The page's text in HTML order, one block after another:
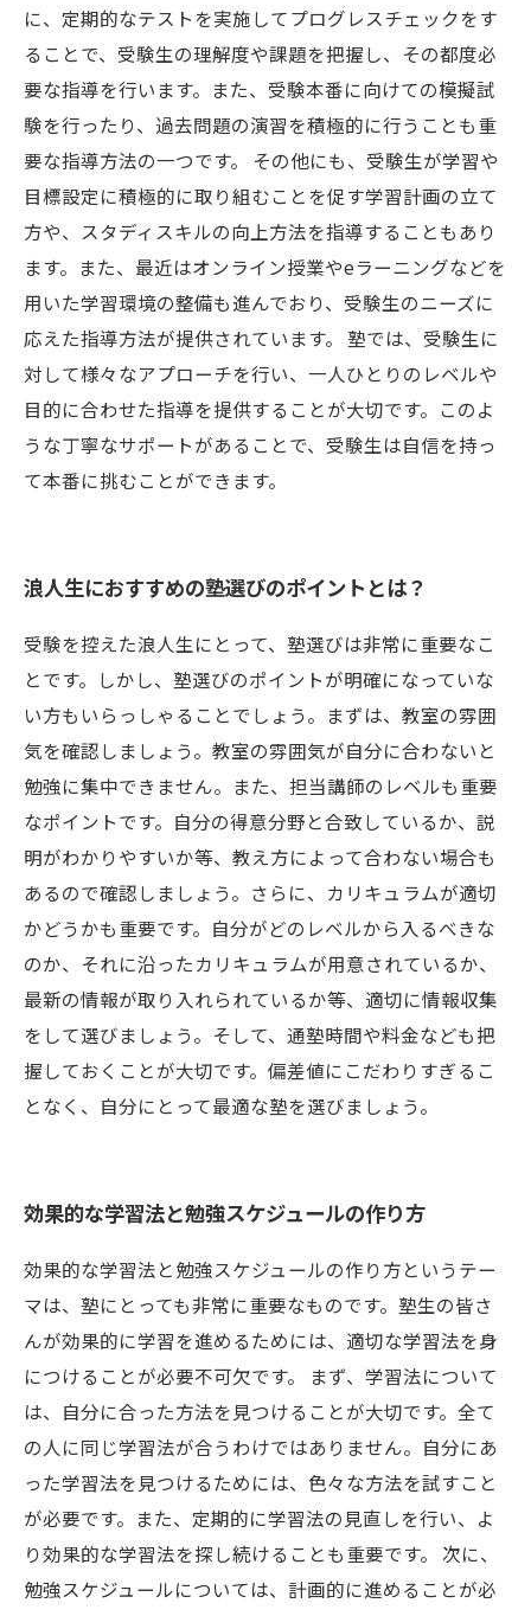
に、定期的なテストを実施してプログレスチェックをす
ることで、受験生の理解度や課題を把握し、その都度必
要な指導を行います。また、受験本番に向けての模擬試
験を行ったり、過去問題の演習を積極的に行うことも重
要な指導方法の一つです。 その他にも、受験生が学習や
目標設定に積極的に取り組むことを促す学習計画の立て
方や、スタディスキルの向上方法を指導することもあり
ます。また、最近はオンライン授業やeラーニングなどを
用いた学習環境の整備も進んでおり、受験生のニーズに
応えた指導方法が提供されています。 塾では、受験生に
対して様々なアプローチを行い、一人ひとりのレベルや
目的に合わせた指導を提供することが大切です。このよ
うな丁寧なサポートがあることで、受験生は自信を持っ
て本番に挑むことができます。
浪人生におすすめの塾選びのポイントとは？
受験を控えた浪人生にとって、塾選びは非常に重要なこ
とです。しかし、塾選びのポイントが明確になっていな
い方もいらっしゃることでしょう。まずは、教室の雰囲
気を確認しましょう。教室の雰囲気が自分に合わないと
勉強に集中できません。また、担当講師のレベルも重要
なポイントです。自分の得意分野と合致しているか、説
明がわかりやすいか等、教え方によって合わない場合も
あるので確認しましょう。さらに、カリキュラムが適切
かどうかも重要です。自分がどのレベルから入るべきな
のか、それに沿ったカリキュラムが用意されているか、
最新の情報が取り入れられているか等、適切に情報収集
をして選びましょう。そして、通塾時間や料金なども把
握しておくことが大切です。偏差値にこだわりすぎるこ
となく、自分にとって最適な塾を選びましょう。
効果的な学習法と勉強スケジュールの作り方
効果的な学習法と勉強スケジュールの作り方というテー
マは、塾にとっても非常に重要なものです。塾生の皆さ
んが効果的に学習を進めるためには、適切な学習法を身
につけることが必要不可欠です。 まず、学習法について
は、自分に合った方法を見つけることが大切です。全て
の人に同じ学習法が合うわけではありません。自分にあ
った学習法を見つけるためには、色々な方法を試すこと
が必要です。また、定期的に学習法の見直しを行い、よ
り効果的な学習法を探し続けることも重要です。 次に、
勉強スケジュールについては、計画的に進めることが必